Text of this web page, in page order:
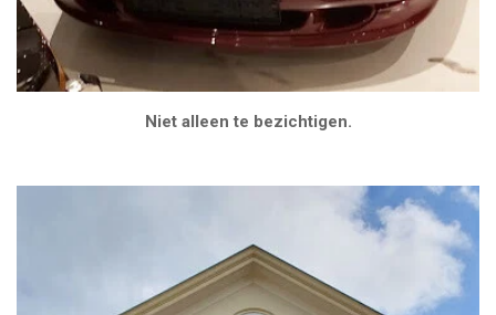
Niet alleen te bezichtigen.